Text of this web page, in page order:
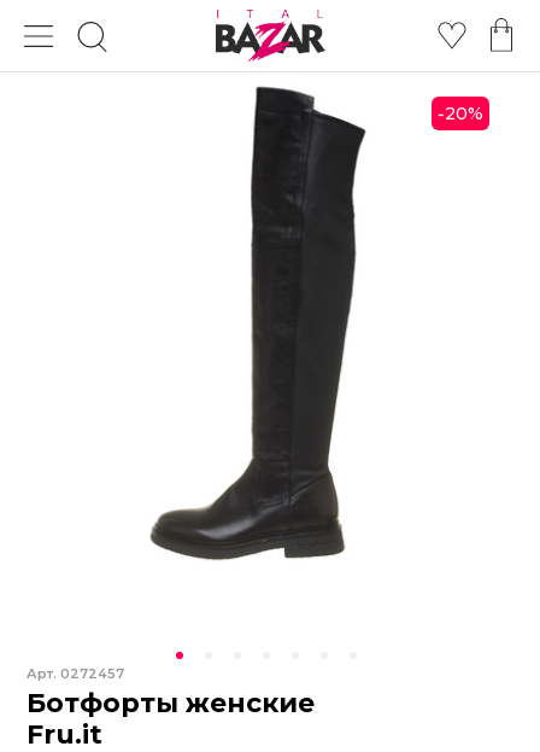
-20%
Арт.0272457
Ботфорты женские
Fru.it